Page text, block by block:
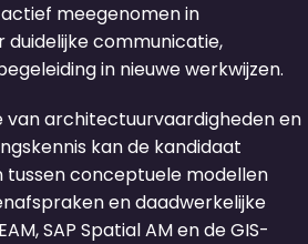
meegenomen in
communicatie,
in nieuwe werkwijzen.
van architectuurvaardigheden en
kan de kandidaat
tussen conceptuele modellen
en daadwerkelijke
SAP Spatial AM en de GIS-